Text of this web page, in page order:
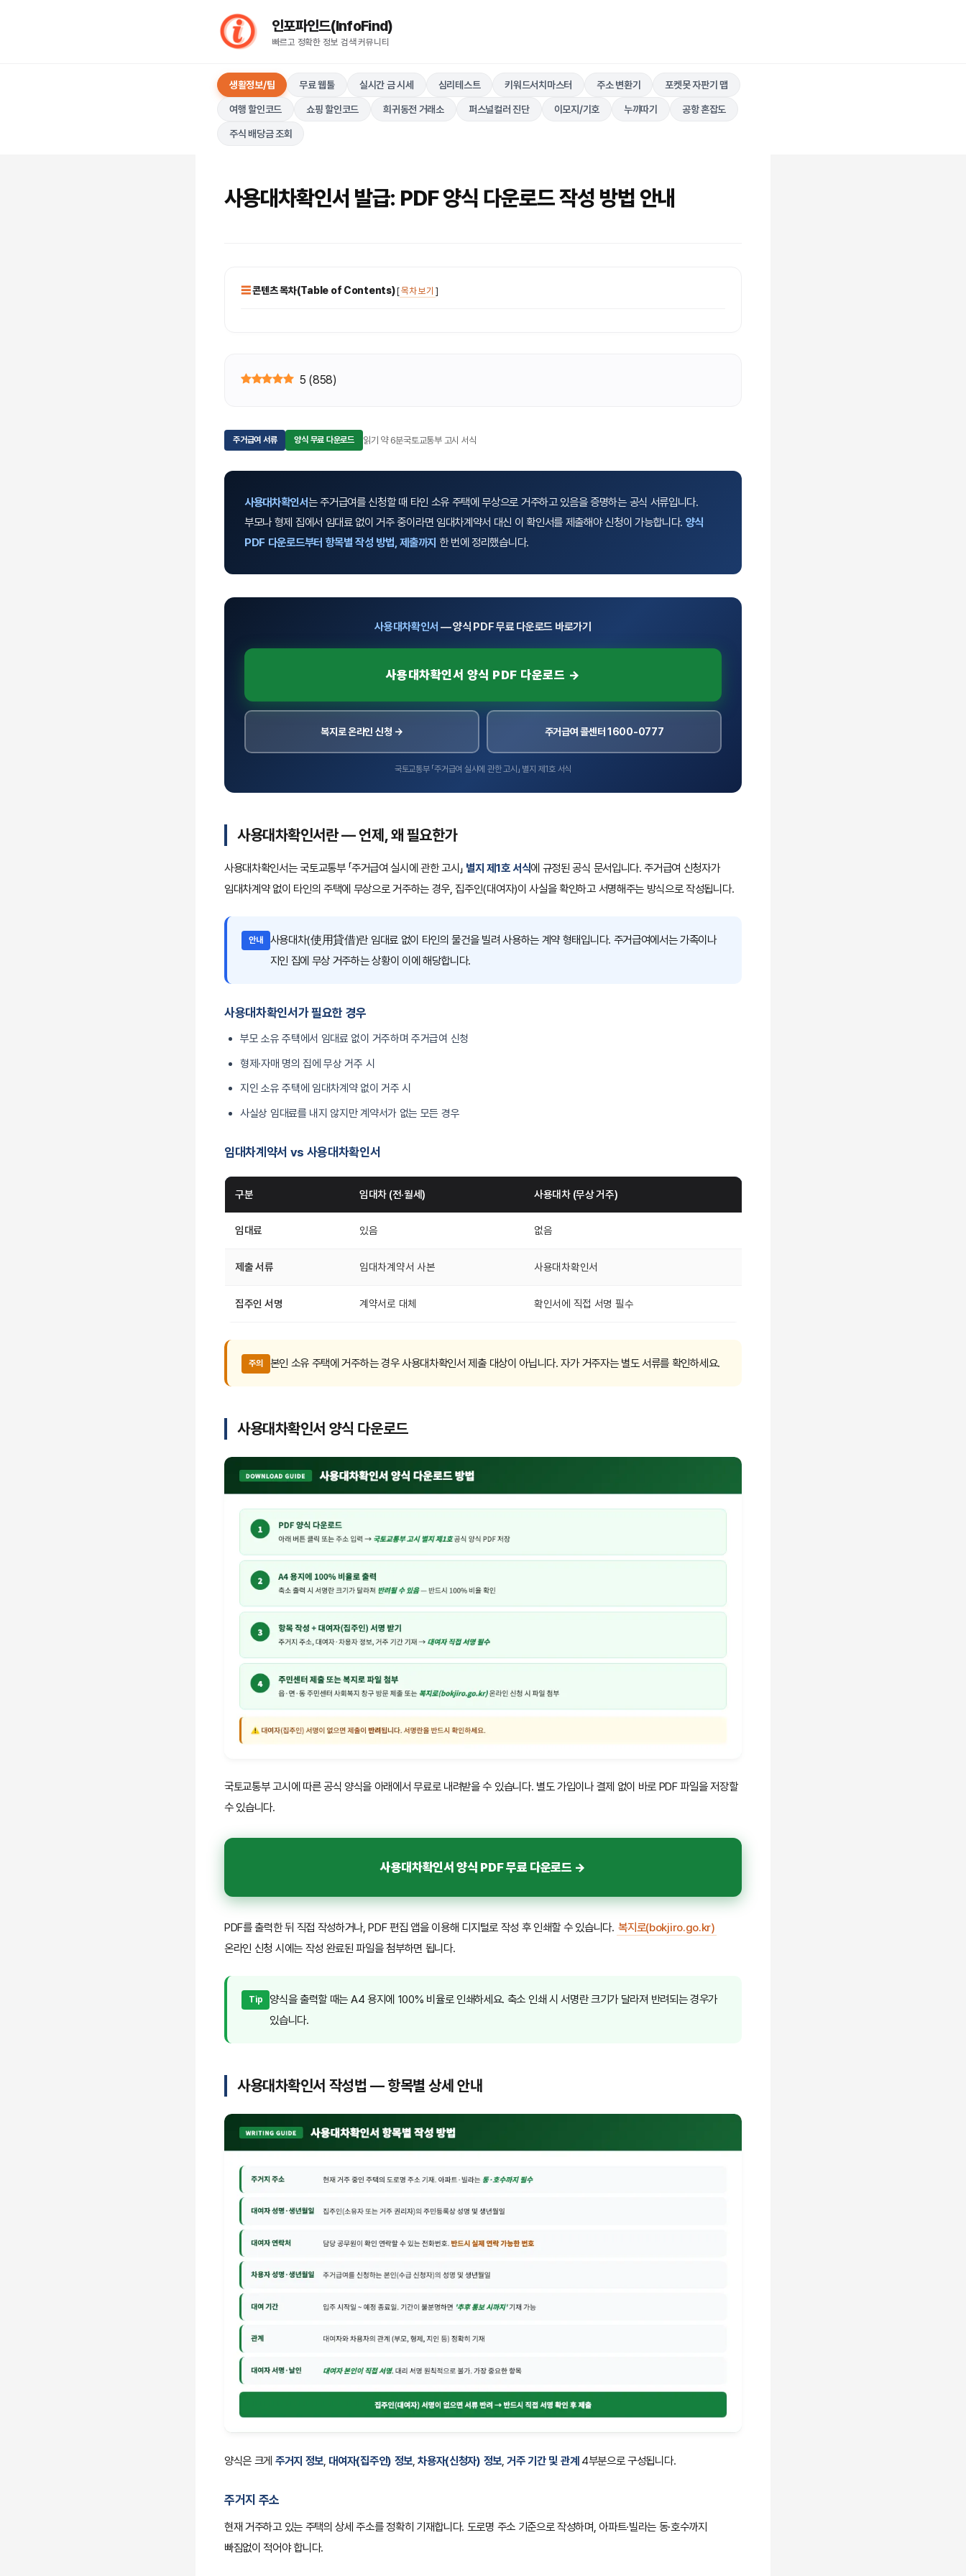
인포파인드(InfoFind)​​​​
빠르고 정확한 정보 검색 커뮤니티
생활정보/팁 무료 웹툴 실시간 금 시세 심리테스트 키워드서치마스터 주소 변환기 포켓못 자판기 맵
여행 할인코드 쇼핑 할인코드 희귀동전 거래소 퍼스널컬러 진단 이모지/기호 누끼따기 공항 혼잡도
주식 배당금 조회
사용대차확인서 발급: PDF 양식 다운로드 작성 방법 안내
콘텐츠 목차(Table of Contents)[목차 보기 ]
5 (858)
주거급여 서류 양식 무료 다운로드 읽기 약 6분국토교통부 고시 서식
사용대차확인서는 주거급여를 신청할 때 타인 소유 주택에 무상으로 거주하고 있음을 증명하는 공식 서류입니다.
부모나 형제 집에서 임대료 없이 거주 중이라면 임대차계약서 대신 이 확인서를 제출해야 신청이 가능합니다. 양식
PDF 다운로드부터 항목별 작성 방법, 제출까지 한 번에 정리했습니다.
사용대차확인서 — 양식 PDF 무료 다운로드 바로가기
사용대차확인서 양식 PDF 다운로드 →
복지로 온라인 신청 → 주거급여 콜센터 1600-0777
국토교통부 「주거급여 실시에 관한 고시」 별지 제1호 서식
사용대차확인서란 — 언제, 왜 필요한가
사용대차확인서는 국토교통부 「주거급여 실시에 관한 고시」 별지 제1호 서식에 규정된 공식 문서입니다. 주거급여 신청자가
임대차계약 없이 타인의 주택에 무상으로 거주하는 경우, 집주인(대여자)이 사실을 확인하고 서명해주는 방식으로 작성됩니다.
안내
사용대차(使用貸借)란 임대료 없이 타인의 물건을 빌려 사용하는 계약 형태입니다. 주거급여에서는 가족이나
지인 집에 무상 거주하는 상황이 이에 해당합니다.
사용대차확인서가 필요한 경우
부모 소유 주택에서 임대료 없이 거주하며 주거급여 신청
형제·자매 명의 집에 무상 거주 시
지인 소유 주택에 임대차계약 없이 거주 시
사실상 임대료를 내지 않지만 계약서가 없는 모든 경우
임대차계약서 vs 사용대차확인서
구분 임대차 (전·월세) 사용대차 (무상 거주)
임대료 있음 없음
제출 서류 임대차계약서 사본 사용대차확인서
집주인 서명 계약서로 대체 확인서에 직접 서명 필수
주의 본인 소유 주택에 거주하는 경우 사용대차확인서 제출 대상이 아닙니다. 자가 거주자는 별도 서류를 확인하세요.
사용대차확인서 양식 다운로드
국토교통부 고시에 따른 공식 양식을 아래에서 무료로 내려받을 수 있습니다. 별도 가입이나 결제 없이 바로 PDF 파일을 저장할
수 있습니다.
사용대차확인서 양식 PDF 무료 다운로드 →
PDF를 출력한 뒤 직접 작성하거나, PDF 편집 앱을 이용해 디지털로 작성 후 인쇄할 수 있습니다. 복지로(bokjiro.go.kr)
온라인 신청 시에는 작성 완료된 파일을 첨부하면 됩니다.
Tip
양식을 출력할 때는 A4 용지에 100% 비율로 인쇄하세요. 축소 인쇄 시 서명란 크기가 달라져 반려되는 경우가
있습니다.
사용대차확인서 작성법 — 항목별 상세 안내
양식은 크게 주거지 정보, 대여자(집주인) 정보,차용자(신청자) 정보,거주 기간 및 관계4부분으로 구성됩니다.
주거지 주소
현재 거주하고 있는 주택의 상세 주소를 정확히 기재합니다. 도로명 주소 기준으로 작성하며, 아파트·빌라는 동·호수까지
빠짐없이 적어야 합니다.